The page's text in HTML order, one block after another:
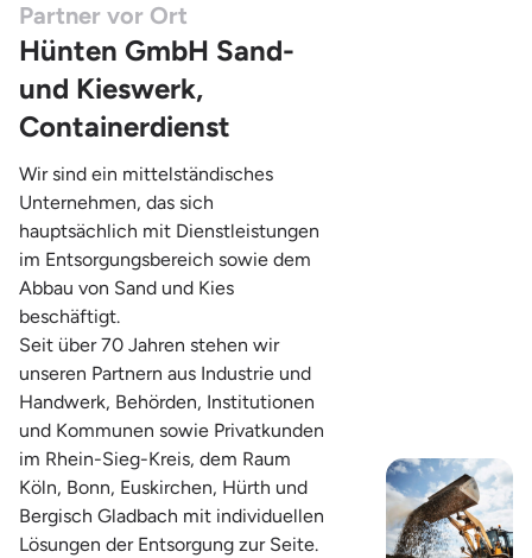
Partner vor Ort
Hünten GmbH Sand-
und Kieswerk,
Containerdienst
Wir sind ein mittelständisches
Unternehmen, das sich
hauptsächlich mit Dienstleistungen
im Entsorgungsbereich sowie dem
Abbau von Sand und Kies
beschäftigt.
Seit über 70 Jahren stehen wir
unseren Partnern aus Industrie und
Handwerk, Behörden, Institutionen
und Kommunen sowie Privatkunden
im Rhein-Sieg-Kreis, dem Raum
Köln, Bonn, Euskirchen, Hürth und
Bergisch Gladbach mit individuellen
Lösungen der Entsorgung zur Seite.